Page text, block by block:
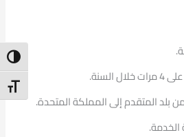
المتقدم إلى المملكة المتحدة.
الخدمة.